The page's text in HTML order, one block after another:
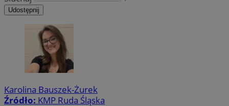
Udostępnij
Karolina Bauszek-Żurek
Źródło: KMP Ruda Śląska